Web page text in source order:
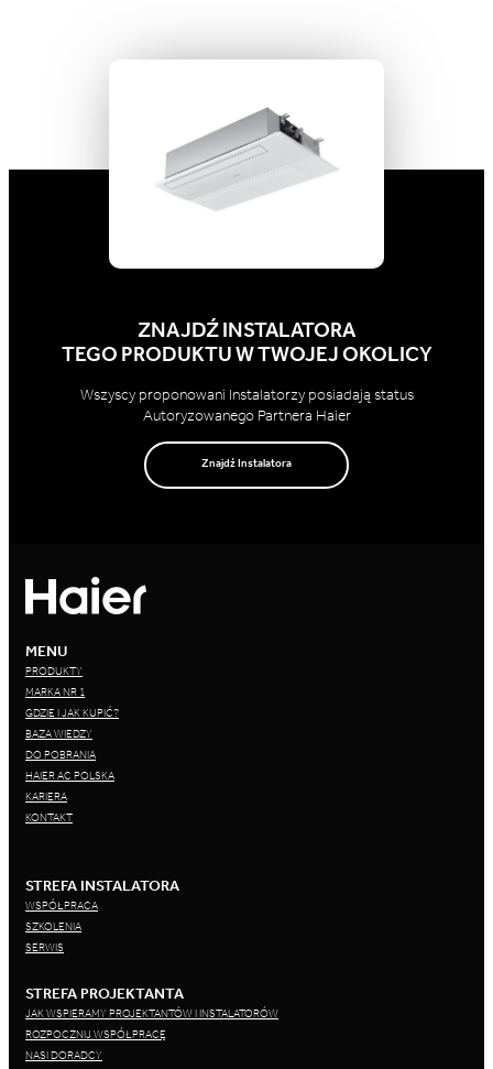
ZNAJDŹ INSTALATORA
TEGO PRODUKTU W TWOJEJ OKOLICY
Wszyscy proponowani Instalatorzy posiadają status
Autoryzowanego Partnera Haier
Znajdź Instalatora
MENU
PRODUKTY
MARKA NR 1
GDZIE I JAK KUPIĆ?
BAZA WIEDZY
DO POBRANIA
HAIER AC POLSKA
KARIERA
KONTAKT
STREFA INSTALATORA
WSPÓŁPRACA
SZKOLENIA
SERWIS
STREFA PROJEKTANTA
JAK WSPIERAMY PROJEKTANTÓW I INSTALATORÓW
ROZPOCZNIJ WSPÓŁPRACĘ
NASI DORADCY